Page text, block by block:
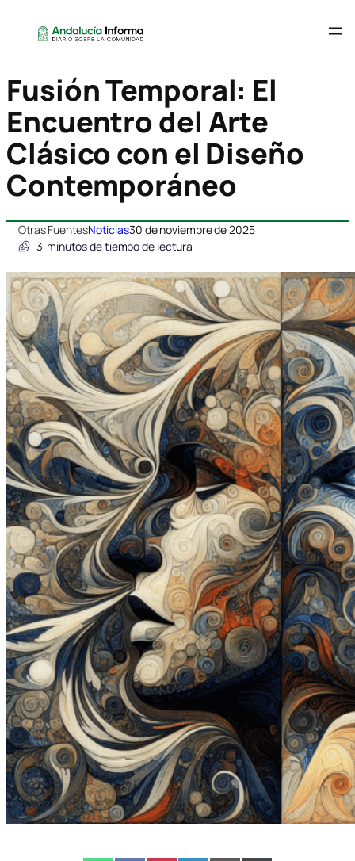
Fusión Temporal: El
Encuentro del Arte
Clásico con el Diseño
Contemporáneo
Otras FuentesNoticias30 de noviembre de 2025
3 minutos de tiempo de lectura